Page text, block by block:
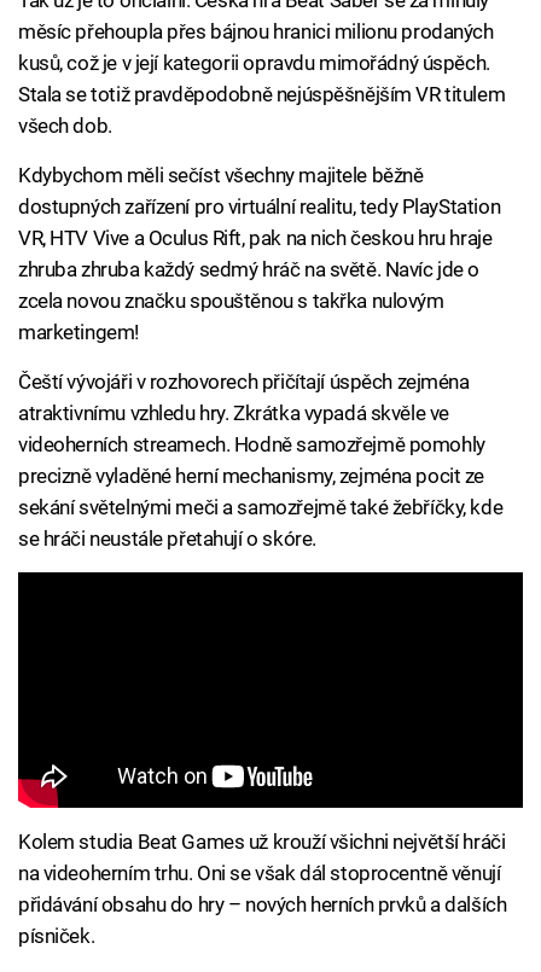
měsíc přehoupla přes bájnou hranici milionu prodaných
kusů, což je v její kategorii opravdu mimořádný úspěch.
Stala se totiž pravděpodobně nejúspěšnějším VR titulem
všech dob.
Kdybychom měli sečíst všechny majitele běžně
dostupných zařízení pro virtuální realitu, tedy PlayStation
VR, HTV Vive a Oculus Rift, pak na nich českou hru hraje
zhruba zhruba každý sedmý hráč na světě. Navíc jde o
zcela novou značku spouštěnou s takřka nulovým
marketingem!
Čeští vývojáři v rozhovorech přičítají úspěch zejména
atraktivnímu vzhledu hry. Zkrátka vypadá skvěle ve
videoherních streamech. Hodně samozřejmě pomohly
precizně vyladěné herní mechanismy, zejména pocit ze
sekání světelnými meči a samozřejmě také žebříčky, kde
se hráči neustále přetahují o skóre.
Kolem studia Beat Games už krouží všichni největší hráči
na videoherním trhu. Oni se však dál stoprocentně věnují
přidávání obsahu do hry – nových herních prvků a dalších
písniček.